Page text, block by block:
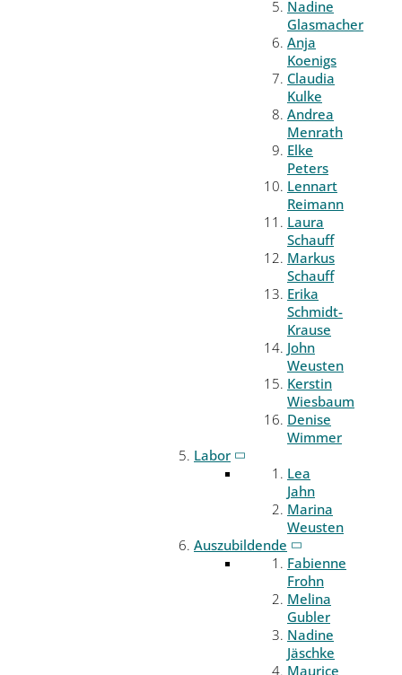
Nadine
Glasmacher
Anja
Koenigs
Claudia
Kulke
Andrea
Menrath
Elke
Peters
Lennart
Reimann
Laura
Schauff
Markus
Schauff
Erika
Schmidt-
Krause
John
Weusten
Kerstin
Wiesbaum
Denise
Wimmer
Labor
Lea
Jahn
Marina
Weusten
Auszubildende
Fabienne
Frohn
Melina
Gubler
Nadine
Jäschke
Maurice